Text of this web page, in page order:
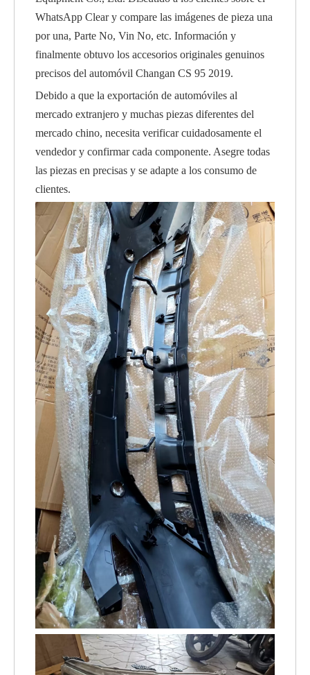
WhatsApp Clear y compare las imágenes de pieza una
por una, Parte No, Vin No, etc. Información y
finalmente obtuvo los accesorios originales genuinos
precisos del automóvil Changan CS 95 2019.
Debido a que la exportación de automóviles al
mercado extranjero y muchas piezas diferentes del
mercado chino, necesita verificar cuidadosamente el
vendedor y confirmar cada componente. Asegre todas
las piezas en precisas y se adapte a los consumo de
clientes.